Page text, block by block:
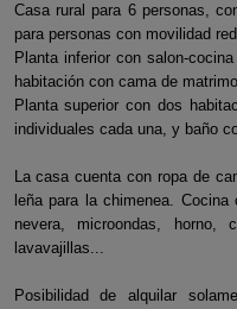
Casa rural para 6 personas,
para personas con movilidad
Planta inferior con salon-
habitación con cama de
Planta superior con dos
individuales cada una, y baño
La casa cuenta con ropa de
leña para la chimenea.
nevera, microondas, horno,
lavavajillas...
Posibilidad de alquilar